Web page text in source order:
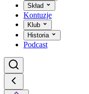
Skład
Kontuzje
Klub
Historia
Podcast